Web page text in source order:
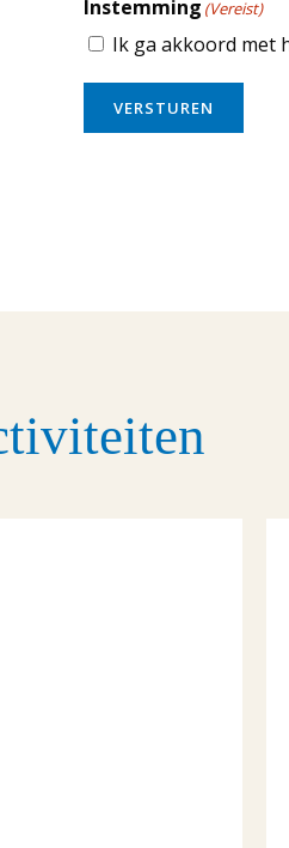
Instemming (Vereist)
Ik ga akkoord met
VERSTUREN